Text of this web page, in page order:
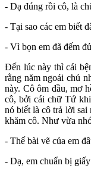
- Dạ đúng rồi cô, là
- Tại sao các em biết
- Vì bọn em đã đếm
Đến lúc này thì cái
rằng năm ngoái chủ
này. Cô ôm đầu, mơ
cô, bởi cái chữ Tứ
nó biết là cô trả lời sai
khăm cô. Như vừa
- Thế bài vẽ của em
- Dạ, em chuẩn bị